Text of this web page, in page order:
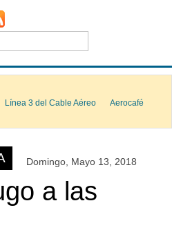
Línea 3 del Cable Aéreo
Aerocafé
Domingo, Mayo 13, 2018
a las